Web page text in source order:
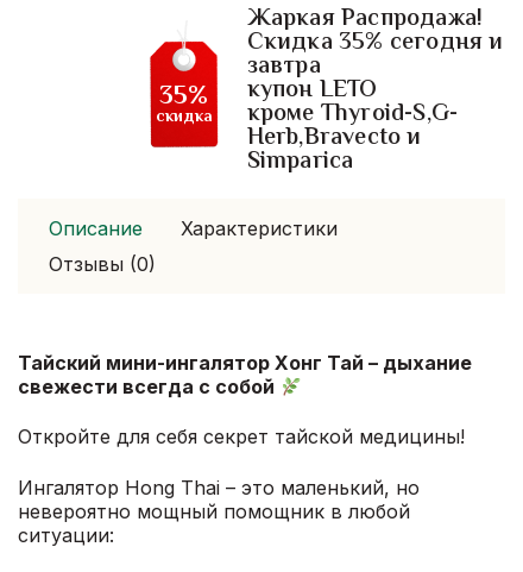
Жаркая Распродажа!
Скидка 35% сегодня и
завтра
купон LETO
кроме Thyroid-S,G-
Herb,Bravecto и
Simparica
35%
скидка
Описание
Характеристики
Отзывы (0)
Тайский мини-ингалятор Хонг Тай – дыхание
свежести всегда с собой
Откройте для себя секрет тайской медицины!
Ингалятор Hong Thai – это маленький, но
невероятно мощный помощник в любой
ситуации: